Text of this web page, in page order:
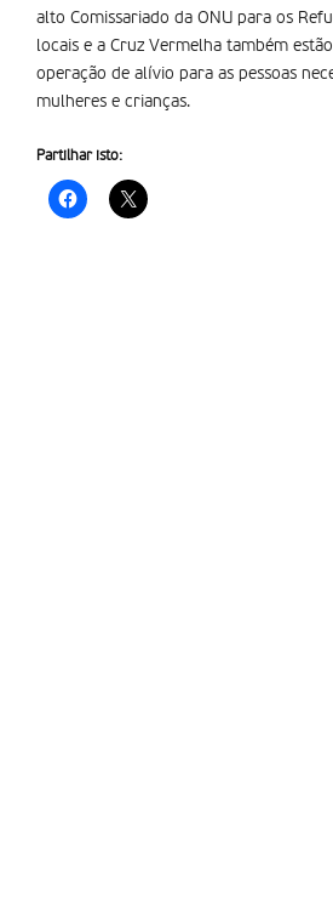
alto Comissariado da ONU para os
locais e a Cruz Vermelha também
operação de alívio para as pessoas
mulheres e crianças.
Partilhar isto: